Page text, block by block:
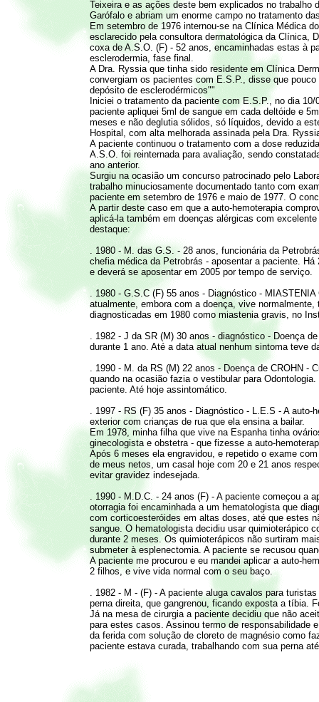
Teixeira e as ações deste bem explicados no trabalho
Garófalo e abriam um enorme campo no tratamento
Em setembro de 1976 internou-se na Clínica Médica
esclarecido pela consultora dermatológica da Clínica,
coxa de A.S.O. (F) - 52 anos, encaminhadas estas à
esclerodermia, fase final.
A Dra. Ryssia que tinha sido residente em Clínica
convergiam os pacientes com E.S.P., disse que
depósito de esclerodérmicos""
Iniciei o tratamento da paciente com E.S.P., no dia
paciente apliquei 5ml de sangue em cada deltóide e
meses e não deglutia sólidos, só líquidos, devido a
Hospital, com alta melhorada assinada pela Dra.
A paciente continuou o tratamento com a dose
A.S.O. foi reinternada para avaliação, sendo
ano anterior.
Surgiu na ocasião um concurso patrocinado pelo
trabalho minuciosamente documentado tanto com
paciente em setembro de 1976 e maio de 1977. O
A partir deste caso em que a auto-hemoterapia
aplicá-la também em doenças alérgicas com
destaque:
. 1980 - M. das G.S. - 28 anos, funcionária da
chefia médica da Petrobrás - aposentar a paciente.
e deverá se aposentar em 2005 por tempo de serviço.
. 1980 - G.S.C (F) 55 anos - Diagnóstico -
atualmente, embora com a doença, vive
diagnosticadas em 1980 como miastenia gravis, no
. 1982 - J da SR (M) 30 anos - diagnóstico - Doença
durante 1 ano. Até a data atual nenhum sintoma teve
. 1990 - M. da RS (M) 22 anos - Doença de CROHN
quando na ocasião fazia o vestibular para
paciente. Até hoje assintomático.
. 1997 - RS (F) 35 anos - Diagnóstico - L.E.S - A
exterior com crianças de rua que ela ensina a bailar.
Em 1978, minha filha que vive na Espanha tinha
ginecologista e obstetra - que fizesse a auto-
Após 6 meses ela engravidou, e repetido o exame
de meus netos, um casal hoje com 20 e 21 anos
evitar gravidez indesejada.
. 1990 - M.D.C. - 24 anos (F) - A paciente começou a
otorragia foi encaminhada a um hematologista que
com corticoesteróides em altas doses, até que estes
sangue. O hematologista decidiu usar quimioterápico
durante 2 meses. Os quimioterápicos não surtiram
submeter à esplenectomia. A paciente se recusou
A paciente me procurou e eu mandei aplicar a auto-
2 filhos, e vive vida normal com o seu baço.
. 1982 - M - (F) - A paciente aluga cavalos para
perna direita, que gangrenou, ficando exposta a tíbia.
Já na mesa de cirurgia a paciente decidiu que não
para estes casos. Assinou termo de responsabilidade
da ferida com solução de cloreto de magnésio como
paciente estava curada, trabalhando com sua perna